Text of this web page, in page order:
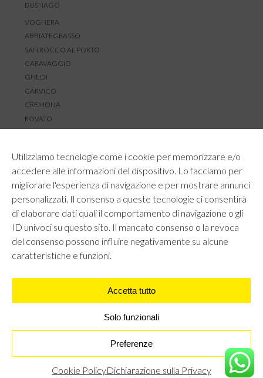
Utilizziamo tecnologie come i cookie per memorizzare e/o
accedere alle informazioni del dispositivo. Lo facciamo per
migliorare l'esperienza di navigazione e per mostrare annunci
personalizzati. Il consenso a queste tecnologie ci consentirà
di elaborare dati quali il comportamento di navigazione o gli
ID univoci su questo sito. Il mancato consenso o la revoca
del consenso possono influire negativamente su alcune
caratteristiche e funzioni.
Accetta tutto
Solo funzionali
Preferenze
Cookie PolicyDichiarazione sulla Privacy
PANTALONI A PALAZZO - NERO
17,95
TROVA IL NEGOZIO PIÙ VICINO
BUSNAGO
VOGHERA
ABBIATEGRASSO
SAN ROCCO AL PORTO
CARAVAGGIO
GHEDI
CARVICO
CREMONA
ROVATO
RESI E RIMBORSI
REGOLAMENTO LOYALTY
CONTATTACI
PRIVACY POLICY COOKIE POLICY
UNI GRUPPO S.R.L - Viale Angelo Filippetti 24, 20122 Milano.
All right reserved P.IVA 10405840967